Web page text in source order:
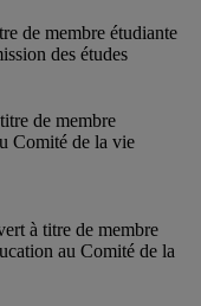
de membre étudiante
des études
de membre
Comité de la vie
à titre de membre
au Comité de la